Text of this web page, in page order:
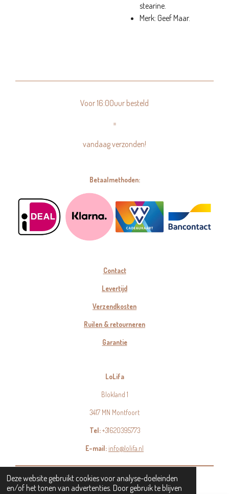
Deze website gebruikt cookies voor analyse-doeleinden
en/of het tonen van advertenties. Door gebruik te blijven
stearine.
Merk: Geef Maar.
Voor 16:00uur besteld
=
vandaag verzonden!
Betaalmethoden:
Contact
Levertijd
Verzendkosten
Ruilen & retourneren
Garantie
LoLifa
Blokland 1
3417 MN Montfoort
Tel:+31620395773
E-mail:info@lolifa.nl
© 2023 - 2026 LoLifa